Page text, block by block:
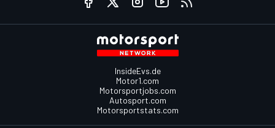
InsideEvs.de
Motor1.com
Motorsportjobs.com
Autosport.com
Motorsportstats.com